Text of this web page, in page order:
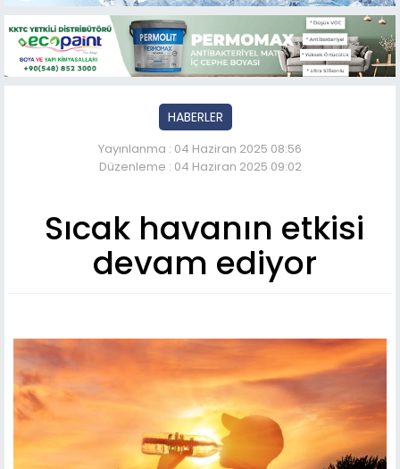
HABERLER
Yayınlanma : 04 Haziran 2025 08:56
Düzenleme : 04 Haziran 2025 09:02
Sıcak havanın etkisi
devam ediyor